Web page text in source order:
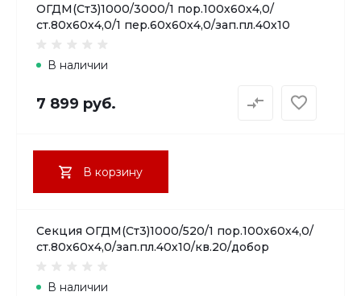
ОГДМ(Ст3)1000/3000/1 пор.100х60х4,0/
ст.80х60х4,0/1 пер.60х60х4,0/зап.пл.40х10
В наличии
7 899 руб.
В корзину
Секция ОГДМ(Ст3)1000/520/1 пор.100х60х4,0/
ст.80х60х4,0/зап.пл.40х10/кв.20/добор
В наличии